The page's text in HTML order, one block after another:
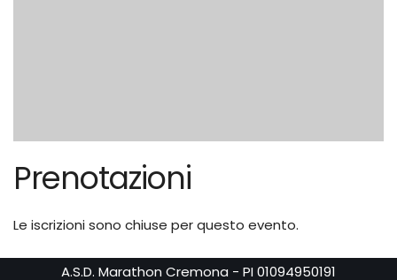
Prenotazioni
Le iscrizioni sono chiuse per questo evento.
A.S.D. Marathon Cremona - PI 01094950191